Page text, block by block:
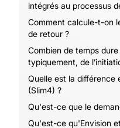
intégrés au processus
Comment calcule-t-on
de retour ?
Combien de temps
typiquement, de
Quelle est la différence
(Slim4) ?
Qu'est-ce que le
Qu'est-ce qu'Envision